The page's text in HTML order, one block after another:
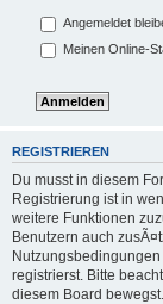
Angemeldet
Meinen Online-
REGISTRIEREN
Du musst in diesem
Registrierung ist in
weitere Funktionen
Benutzern auch
registrierst. Bitte
diesem Board bewegst.